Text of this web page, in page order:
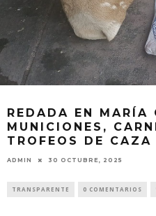
REDADA EN MARÍA
MUNICIONES,
TROFEOS DE CAZA
ADMIN 30 OCTUBRE, 2025
TRANSPARENTE 0 COMENTARIOS